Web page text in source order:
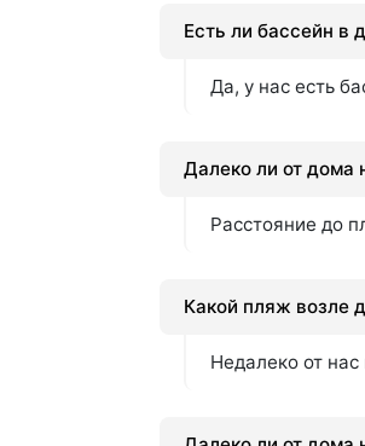
Есть ли бассейн в
Да, у нас есть
Далеко ли от дома
Расстояние до
Какой пляж возле
Недалеко от